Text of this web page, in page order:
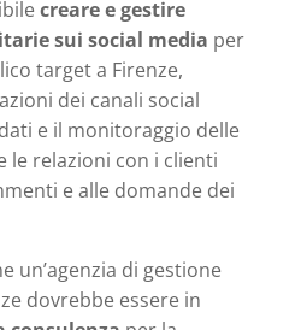
creare e gestire
sui social media per
target a Firenze,
dei canali social
e il monitoraggio delle
le relazioni con i clienti
e alle domande dei
un’agenzia di gestione
dovrebbe essere in